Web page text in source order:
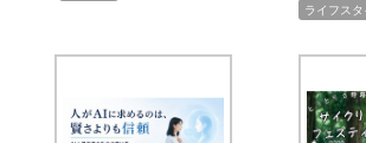
ライフスタ